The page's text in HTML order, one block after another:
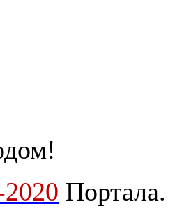
Портала.